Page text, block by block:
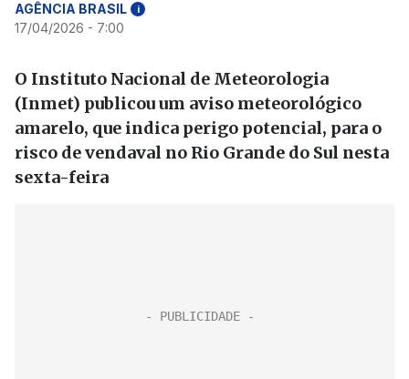
AGÊNCIA BRASIL i
17/04/2026 - 7:00
O Instituto Nacional de Meteorologia
(Inmet) publicou um aviso meteorológico
amarelo, que indica perigo potencial, para o
risco de vendaval no Rio Grande do Sul nesta
sexta-feira